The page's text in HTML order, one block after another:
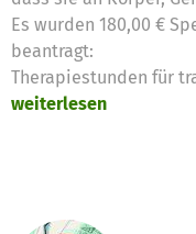
Es wurden 180,00 €
beantragt:
Therapiestunden für
weiterlesen